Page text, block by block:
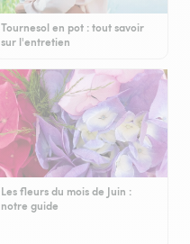
Tournesol en pot : tout savoir
sur l'entretien
Les fleurs du mois de Juin :
notre guide